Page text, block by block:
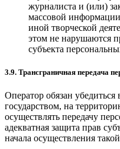
журналиста и (или)
массовой
иной творческой
этом не нарушаются
субъекта
3.9. Трансграничная передача
Оператор обязан
государством, на
осуществлять передачу
адекватная защита прав
начала осуществления